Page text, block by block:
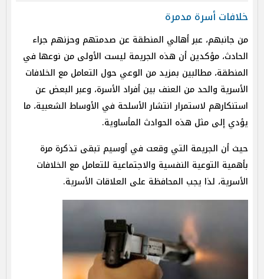
خلافات أسرة مدمرة
من جانبهم، عبر أهالي المنطقة عن صدمتهم وحزنهم جراء
الحادث، مؤكدين أن هذه الجريمة ليست الأولى من نوعها في
المنطقة، مطالبين بمزيد من الوعي حول التعامل مع الخلافات
الأسرية والحد من العنف بين أفراد الأسرة، وعبر البعض عن
استنكارهم لاستمرار انتشار الأسلحة في الأوساط الشعبية، ما
يؤدي إلى مثل هذه الحوادث المأساوية.
حيث أن الجريمة التي وقعت في أوسيم تبقى تذكرة مرة
بأهمية التوعية النفسية والاجتماعية للتعامل مع الخلافات
الأسرية، لذا يجب المحافظة على العلاقات الأسرية.